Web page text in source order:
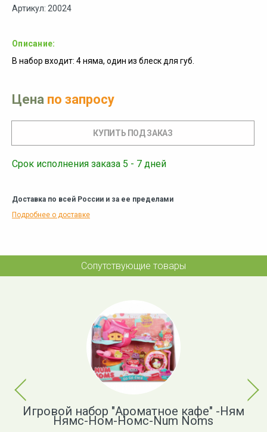
Артикул: 20024
Описание:
В набор входит: 4 няма, один из блеск для губ.
Цена по запросу
Срок исполнения заказа 5 - 7 дней
Доставка по всей России и за ее пределами
Подробнее о доставке
Сопутствующие товары
Previous
Игровой набор "Ароматное кафе" -Ням
Нямс-Ном-Номс-Num Noms
Next